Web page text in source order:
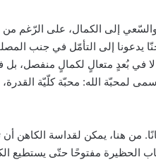
إلى الكمال، على الرّغم من
يدعونا إلى التأمّل في جنب
لا في بُعدٍ متعالٍ لكمالٍ منفصل،
لمحبّة الله: محبّة كلّيّة القدرة،
من هنا، يمكن لقداسة الكاهن
الحظيرة مفتوحًا حتّى يستطيع